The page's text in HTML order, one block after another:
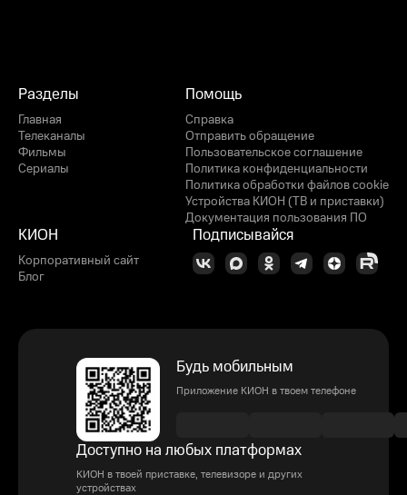
Разделы
Главная
Телеканалы
Фильмы
Сериалы
Помощь
Справка
Отправить обращение
Пользовательское соглашение
Политика конфиденциальности
Политика обработки файлов cookie
Устройства КИОН (ТВ и приставки)
Документация пользования ПО
КИОН
Корпоративный сайт
Блог
Подписывайся
Будь мобильным
Приложение КИОН в твоем телефоне
Доступно на любых платформах
КИОН в твоей приставке, телевизоре и других
устройствах